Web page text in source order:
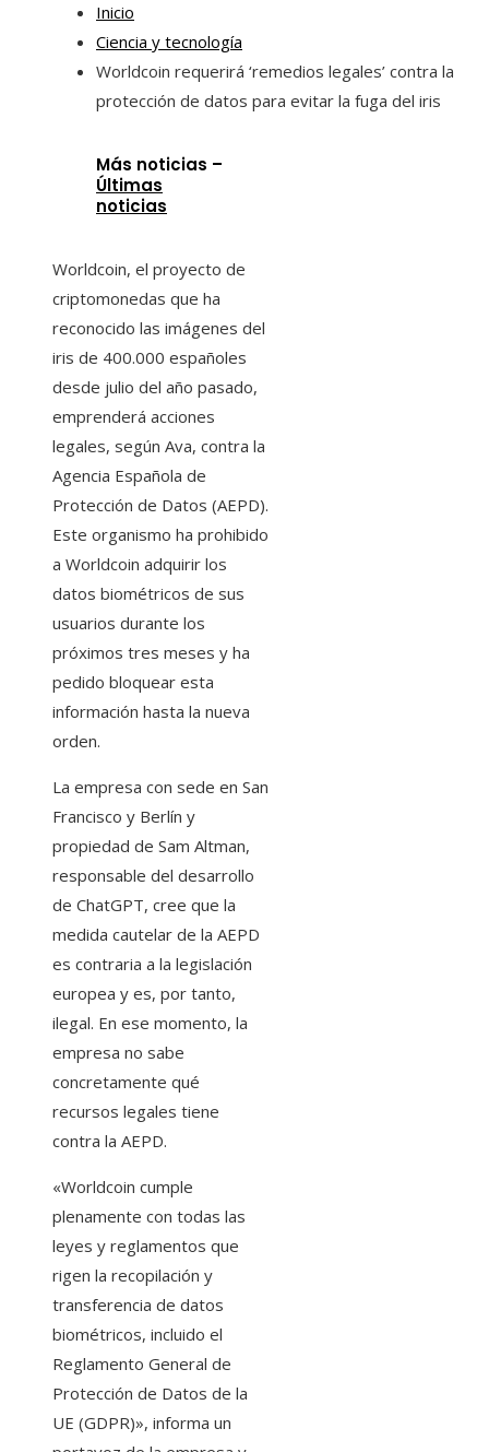
Inicio
Ciencia y tecnología
Worldcoin requerirá ‘remedios legales’ contra la
protección de datos para evitar la fuga del iris
Más noticias –
Últimas
noticias
Worldcoin, el proyecto de
criptomonedas que ha
reconocido las imágenes del
iris de 400.000 españoles
desde julio del año pasado,
emprenderá acciones
legales, según Ava, contra la
Agencia Española de
Protección de Datos (AEPD).
Este organismo ha prohibido
a Worldcoin adquirir los
datos biométricos de sus
usuarios durante los
próximos tres meses y ha
pedido bloquear esta
información hasta la nueva
orden.
La empresa con sede en San
Francisco y Berlín y
propiedad de Sam Altman,
responsable del desarrollo
de ChatGPT, cree que la
medida cautelar de la AEPD
es contraria a la legislación
europea y es, por tanto,
ilegal. En ese momento, la
empresa no sabe
concretamente qué
recursos legales tiene
contra la AEPD.
«Worldcoin cumple
plenamente con todas las
leyes y reglamentos que
rigen la recopilación y
transferencia de datos
biométricos, incluido el
Reglamento General de
Protección de Datos de la
UE (GDPR)», informa un